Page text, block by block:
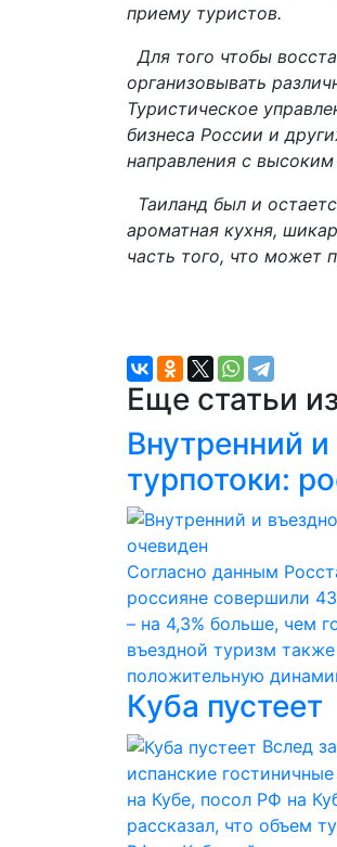
приему туристов.
Для того чтобы
организовывать
Туристическое
бизнеса России и
направления с
Таиланд был и
ароматная кухня,
часть того, что может
Еще статьи
Внутренний
турпотоки:
Согласно данным
россияне совершили
– на 4,3% больше, чем
въездной туризм
положительную
Куба пустеет
Вслед
испанские
на Кубе, посол РФ на
рассказал, что объем